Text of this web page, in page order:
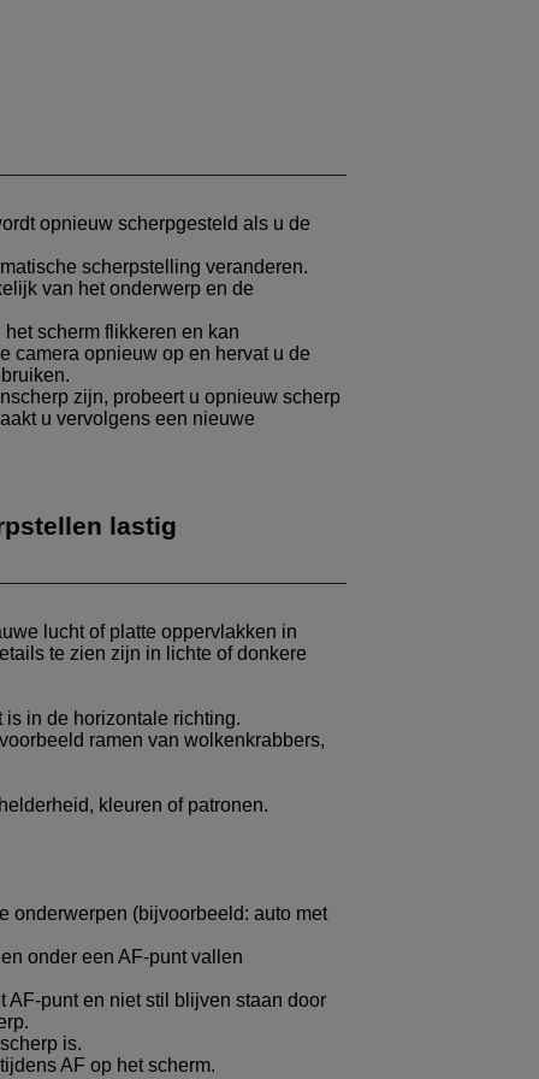
opnieuw scherpgesteld als u de
scherpstelling veranderen.
van het onderwerp en de
scherm flikkeren en kan
camera opnieuw op en hervat u de
zijn, probeert u opnieuw scherp
u vervolgens een nieuwe
lastig
lucht of platte oppervlakken in
te zien zijn in lichte of donkere
in de horizontale richting.
ramen van wolkenkrabbers,
kleuren of patronen.
onderwerpen (bijvoorbeeld: auto met
onder een AF-punt vallen
punt en niet stil blijven staan door
is.
AF op het scherm.